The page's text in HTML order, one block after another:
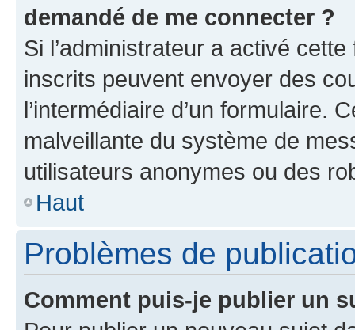
demandé de me connecter ?
Si l’administrateur a activé
inscrits peuvent envoyer des
l’intermédiaire d’un formulaire.
malveillante du système de
utilisateurs anonymes ou des
Haut
Problèmes de
Comment puis-je publier un